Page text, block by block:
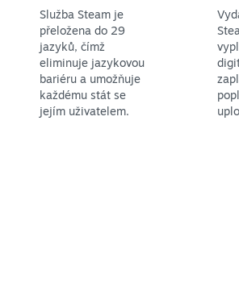
Služba Steam je
přeložena do 29
jazyků, čímž
eliminuje jazykovou
bariéru a umožňuje
každému stát se
jejím uživatelem.